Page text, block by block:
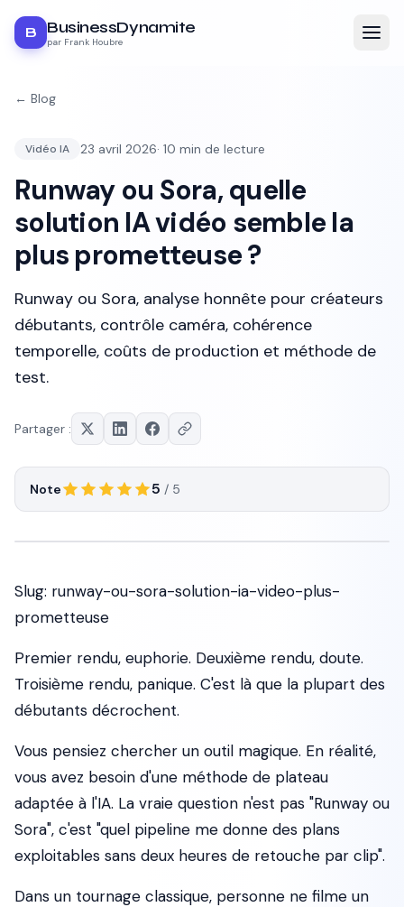
B BusinessDynamite
par Frank Houbre
← Blog
Vidéo IA 23 avril 2026· 10 min de lecture
Runway ou Sora, quelle
solution IA vidéo semble la
plus prometteuse ?
Runway ou Sora, analyse honnête pour créateurs
débutants, contrôle caméra, cohérence
temporelle, coûts de production et méthode de
test.
Partager :
Note 5 / 5
Slug: runway-ou-sora-solution-ia-video-plus-
prometteuse
Premier rendu, euphorie. Deuxième rendu, doute.
Troisième rendu, panique. C'est là que la plupart des
débutants décrochent.
Vous pensiez chercher un outil magique. En réalité,
vous avez besoin d'une méthode de plateau
adaptée à l'IA. La vraie question n'est pas "Runway ou
Sora", c'est "quel pipeline me donne des plans
exploitables sans deux heures de retouche par clip".
Dans un tournage classique, personne ne filme un